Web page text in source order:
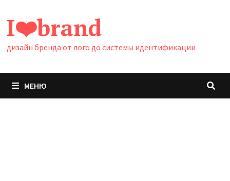
содержимому
I❤️brand
дизайн бренда от лого до системы идентификации
МЕНЮ